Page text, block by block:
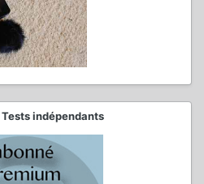
indépendants